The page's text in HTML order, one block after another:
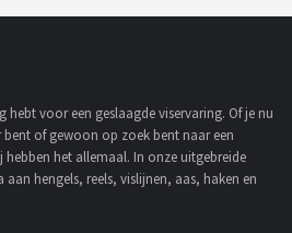
hebt voor een geslaagde viservaring. Of je nu
bent of gewoon op zoek bent naar een
het allemaal. In onze uitgebreide
aan hengels, reels, vislijnen, aas, haken en